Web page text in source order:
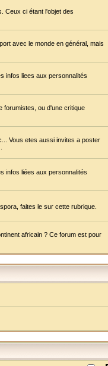
Ceux ci étant l'objet des
avec le monde en général, mais
infos liees aux personnalités
forumistes, ou d'une critique
Vous etes aussi invites a poster
infos liées aux personnalités
faites le sur cette rubrique.
africain ? Ce forum est pour